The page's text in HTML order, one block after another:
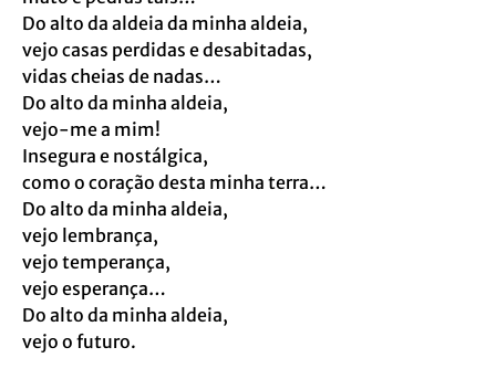
Do alto da aldeia da minha aldeia,
vejo casas perdidas e desabitadas,
vidas cheias de nadas…
Do alto da minha aldeia,
vejo-me a mim!
Insegura e nostálgica,
como o coração desta minha terra…
Do alto da minha aldeia,
vejo lembrança,
vejo temperança,
vejo esperança…
Do alto da minha aldeia,
vejo o futuro.